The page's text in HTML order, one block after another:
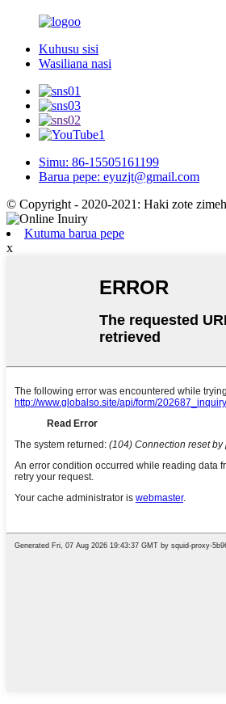
Kuhusu sisi
Wasiliana nasi
Simu: 86-15505161199
Barua pepe: eyuzjt@gmail.com
© Copyright - 2020-2021: Haki zote
Kutuma barua pepe
x